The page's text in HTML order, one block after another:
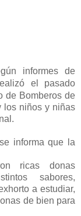
informes de
el pasado
de Bomberos de
los niños y niñas
informa que la
ricas donas
sabores,
a estudiar,
de bien para